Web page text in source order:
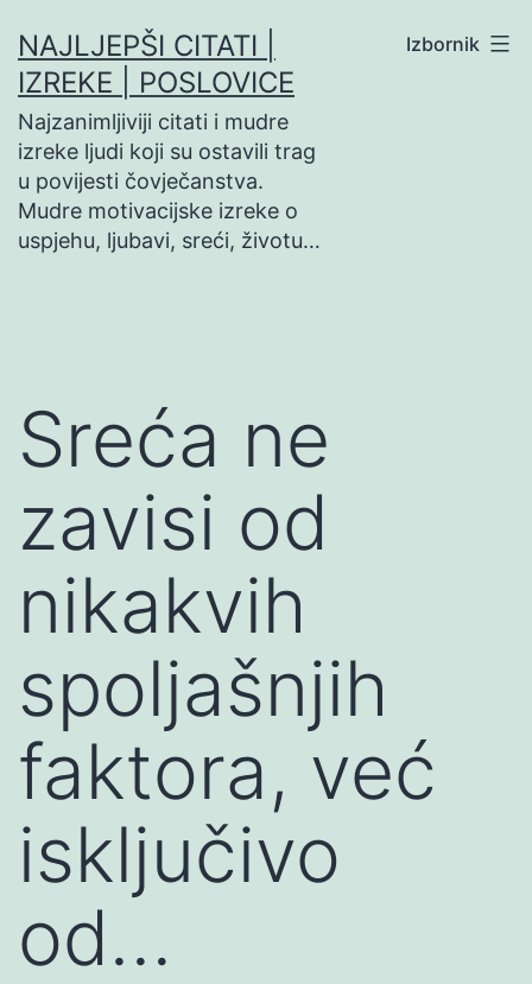
na
sadržaj
NAJLJEPŠI CITATI |
IZREKE | POSLOVICE
Najzanimljiviji citati i mudre
izreke ljudi koji su ostavili trag
u povijesti čovječanstva.
Mudre motivacijske izreke o
uspjehu, ljubavi, sreći, životu…
Izbornik
Sreća ne
zavisi od
nikakvih
spoljašnjih
faktora, već
isključivo
od…